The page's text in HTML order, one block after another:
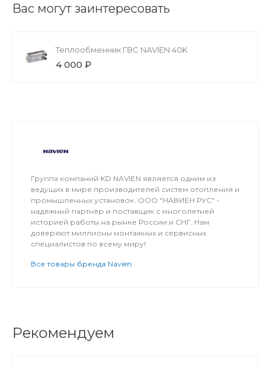
Вас могут заинтересовать
Теплообменник ГВС NAVIEN 40K
4 000 ₽
Группа компаний KD NAVIEN является одним из
ведущих в мире производителей систем отопления и
промышленных установок. ООО "НАВИЕН РУС" -
надёжный партнёр и поставщик с многолетней
историей работы на рынке России и СНГ. Нам
доверяют миллионы монтажных и сервисных
специалистов по всему миру!
Все товары бренда Navien
Рекомендуем